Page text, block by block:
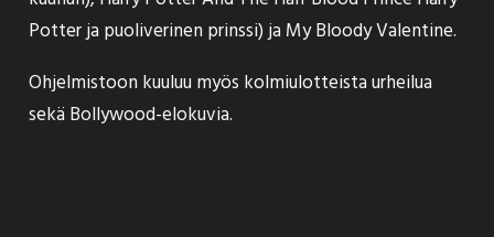
Potter ja puoliverinen prinssi) ja My Bloody Valentine.
Ohjelmistoon kuuluu myös kolmiulotteista urheilua
sekä Bollywood-elokuvia.